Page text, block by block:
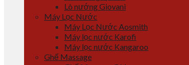
Lò nướng Giovani
Máy Lọc Nước
Máy Lọc Nước Aosmith
Máy lọc nước Karofi
Máy lọc nước Kangaroo
Ghế Massage